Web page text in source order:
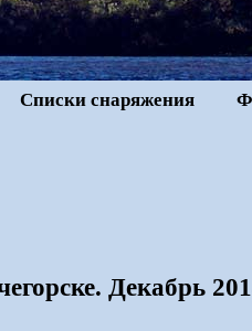
Списки снаряжения
Декабрь